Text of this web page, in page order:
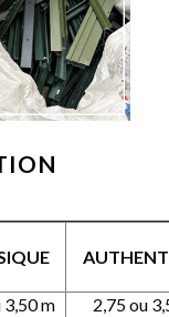
3,50 m
2,75 ou